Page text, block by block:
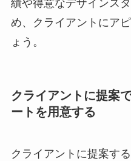
績や得意なデザインス
め、クライアントにア
ょう。
クライアントに提案
ートを用意する
クライアントに提案す